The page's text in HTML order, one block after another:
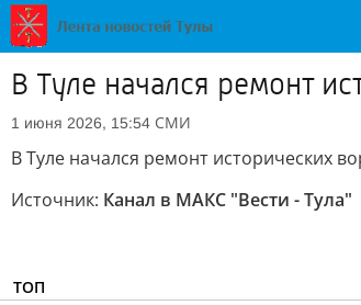
В Туле начался ремонт
1 июня 2026, 15:54 СМИ
В Туле начался ремонт исторических
Источник: Канал в МАКС "Вести - Тула"
ТОП